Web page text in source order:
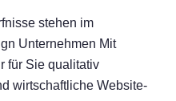
stehen im
Unternehmen Mit
für Sie qualitativ
wirtschaftliche Website-